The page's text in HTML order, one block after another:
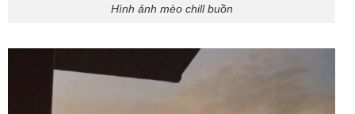
Hình ảnh mèo chill buồn